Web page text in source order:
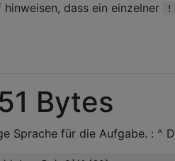
dass ein einzelner
!
Bytes
Sprache für die Aufgabe. : ^ D